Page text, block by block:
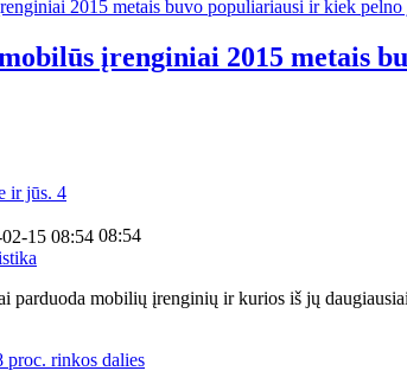
įrenginiai 2015 metais
4
08:54
parduoda mobilių įrenginių ir kurios iš jų